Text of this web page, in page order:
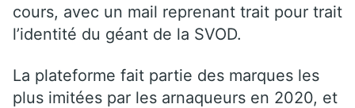
cours, avec un mail reprenant trait pour trait
l’identité du géant de la SVOD.
La plateforme fait partie des marques les
plus imitées par les arnaqueurs en 2020, et